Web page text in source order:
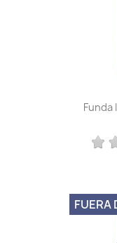
Funda
FUERA